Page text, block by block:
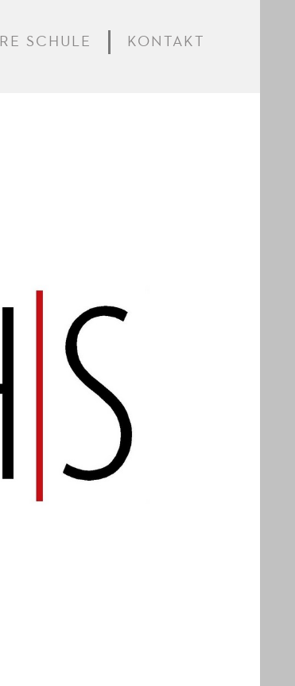
SCHULE KONTAKT